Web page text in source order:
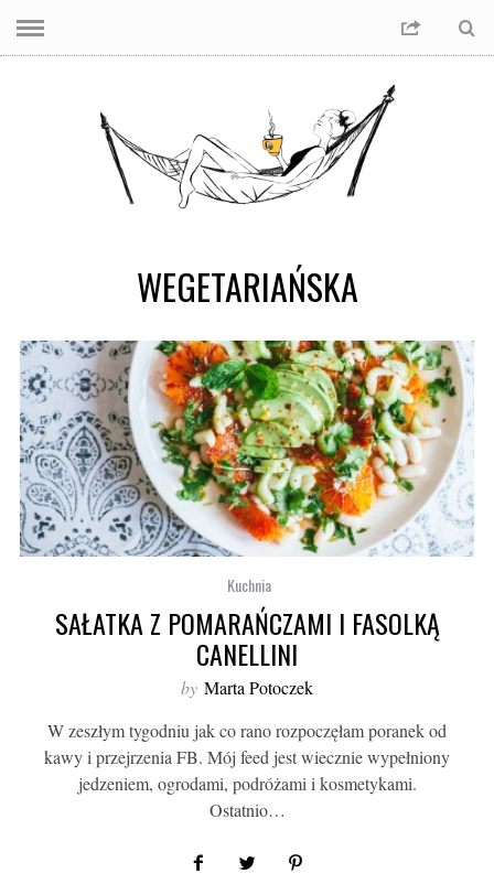
WEGETARIAŃSKA
Kuchnia
SAŁATKA Z POMARAŃCZAMI I FASOLKĄ
CANELLINI
by Marta Potoczek
W zeszłym tygodniu jak co rano rozpoczęłam poranek od
kawy i przejrzenia FB. Mój feed jest wiecznie wypełniony
jedzeniem, ogrodami, podróżami i kosmetykami.
Ostatnio…